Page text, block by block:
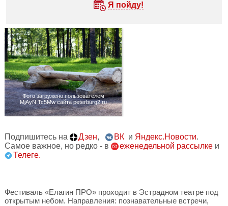
Я пойду!
Фото загружено пользователем
MjAyN Tc5Mw сайта peterburg2.ru
Подпишитесь на Дзен, ВК и Яндекс.Новости.
Самое важное, но редко - в
еженедельной рассылке и
Телеге.
Фестиваль «Елагин ПРО» проходит в Эстрадном театре под
открытым небом. Направления: познавательные встречи,